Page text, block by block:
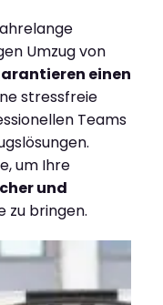
Umzug von
einen
stressfreie
Teams
um Ihre
und
zu bringen.